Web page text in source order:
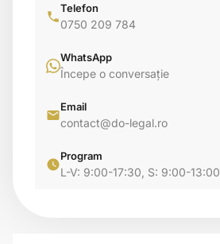
Telefon
0750 209 784
WhatsApp
Începe o conversație
Email
contact@do-legal.ro
Program
L-V: 9:00-17:30, S: 9:00-13:00